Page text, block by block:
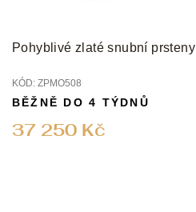
t
Pohyblivé zlaté snubní prsteny
KÓD: ZPMO508
37 250 Kč
BĚŽNĚ DO 4 TÝDNŮ